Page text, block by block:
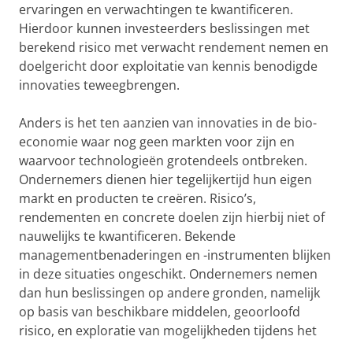
ervaringen en verwachtingen te kwantificeren.
Hierdoor kunnen investeerders beslissingen met
berekend risico met verwacht rendement nemen en
doelgericht door exploitatie van kennis benodigde
innovaties teweegbrengen.
Anders is het ten aanzien van innovaties in de bio-
economie waar nog geen markten voor zijn en
waarvoor technologieën grotendeels ontbreken.
Ondernemers dienen hier tegelijkertijd hun eigen
markt en producten te creëren. Risico’s,
rendementen en concrete doelen zijn hierbij niet of
nauwelijks te kwantificeren. Bekende
managementbenaderingen en -instrumenten blijken
in deze situaties ongeschikt. Ondernemers nemen
dan hun beslissingen op andere gronden, namelijk
op basis van beschikbare middelen, geoorloofd
risico, en exploratie van mogelijkheden tijdens het